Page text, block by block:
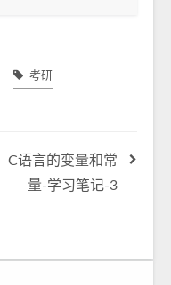
考研
C语言的变量和常
量-学习笔记-3